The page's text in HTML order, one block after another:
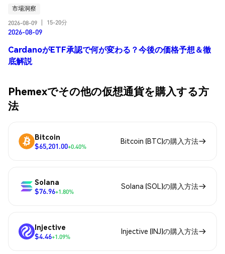
市場洞察
2026-08-09
15-20分
2026-08-09
CardanoがETF承認で何が変わる？今後の価格予想＆徹
底解説
Phemexでその他の仮想通貨を購入する方
法
Bitcoin
$65,201.00+0.40%
Bitcoin (BTC)の購入方法
Solana
$76.96+1.80%
Solana (SOL)の購入方法
Injective
$4.46+1.09%
Injective (INJ)の購入方法